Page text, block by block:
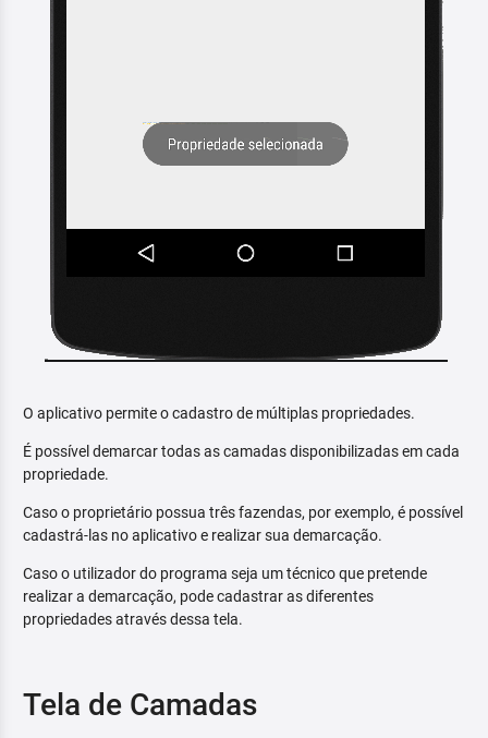
O aplicativo permite o cadastro de múltiplas propriedades.
É possível demarcar todas as camadas disponibilizadas em cada
propriedade.
Caso o proprietário possua três fazendas, por exemplo, é possível
cadastrá-las no aplicativo e realizar sua demarcação.
Caso o utilizador do programa seja um técnico que pretende
realizar a demarcação, pode cadastrar as diferentes
propriedades através dessa tela.
Tela de Camadas